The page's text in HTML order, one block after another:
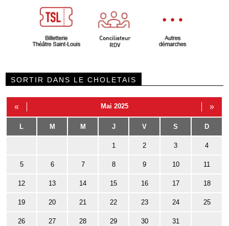
SORTIR DANS LE CHOLETAIS
« Mai 2025 »
L M M J V S D
1 2 3 4
5 6 7 8 9 10 11
12 13 14 15 16 17 18
19 20 21 22 23 24 25
26 27 28 29 30 31